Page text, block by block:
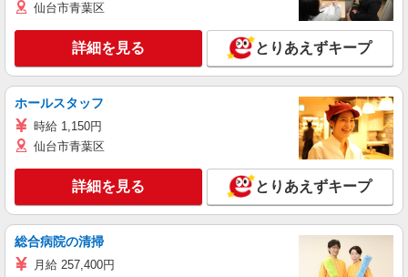
仙台市青葉区
詳細を見る とりあえずキープ
ホールスタッフ
時給 1,150円
仙台市青葉区
詳細を見る とりあえずキープ
総合病院の清掃
月給 257,400円